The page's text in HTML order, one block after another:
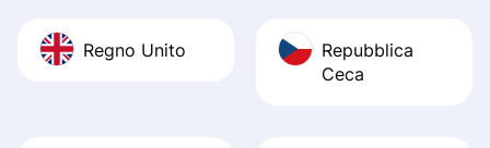
Regno Unito
Repubblica
Ceca